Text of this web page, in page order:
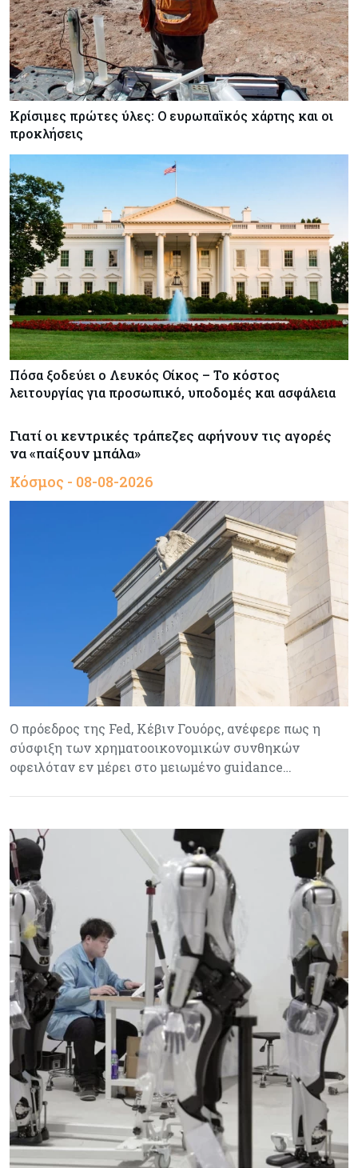
Κρίσιμες πρώτες ύλες: Ο ευρωπαϊκός χάρτης και οι
προκλήσεις
Πόσα ξοδεύει ο Λευκός Οίκος – Το κόστος
λειτουργίας για προσωπικό, υποδομές και ασφάλεια
Γιατί οι κεντρικές τράπεζες αφήνουν τις αγορές
να «παίξουν μπάλα»
Κόσμος - 08-08-2026
Ο πρόεδρος της Fed, Κέβιν Γουόρς, ανέφερε πως η
σύσφιξη των χρηματοοικονομικών συνθηκών
οφειλόταν εν μέρει στο μειωμένο guidance…